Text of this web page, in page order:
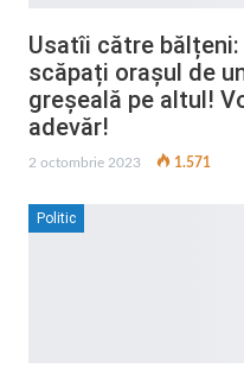
Usatîi către
scăpați orașul de
greșeală pe altul!
adevăr!
2 octombrie 2023 1.571
Politic